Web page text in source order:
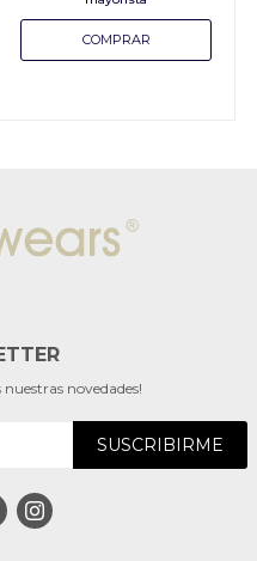
novedades!
SUSCRIBIRME
